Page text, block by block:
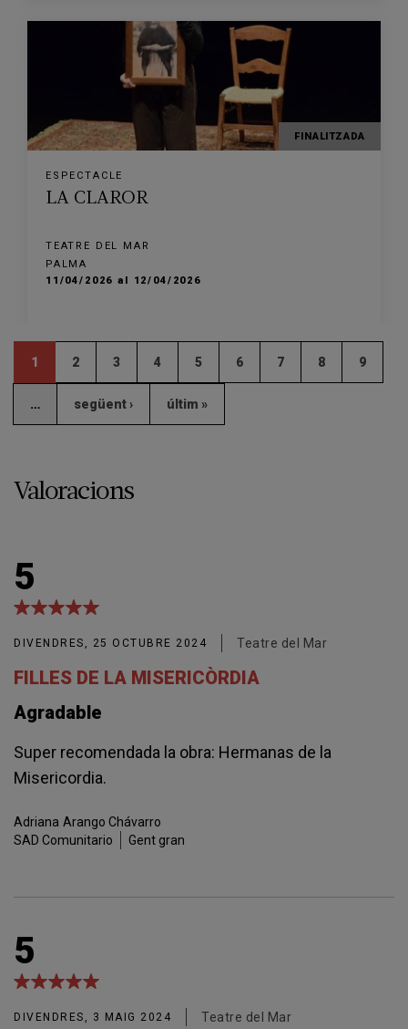
FINALITZADA
ESPECTACLE
LA CLAROR
TEATRE DEL MAR
PALMA
11/04/2026 al 12/04/2026
1 2 3 4 5 6 7 8 9
… següent › últim »
Valoracions
5
DIVENDRES, 25 OCTUBRE 2024 Teatre del Mar
FILLES DE LA MISERICÒRDIA
Agradable
Super recomendada la obra: Hermanas de la
Misericordia.
Adriana Arango Chávarro
SAD Comunitario
Gent gran
5
DIVENDRES, 3 MAIG 2024 Teatre del Mar